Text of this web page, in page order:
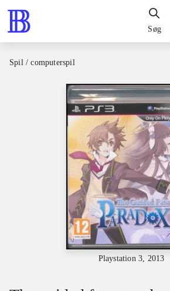
Søg
Spil / computerspil
Playstation 3, 2013